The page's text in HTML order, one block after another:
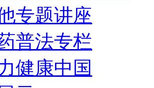
专题讲座
普法专栏
健康中国